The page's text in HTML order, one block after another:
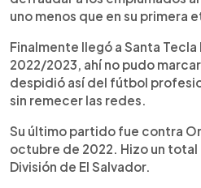
uno menos que en su primera
Finalmente llegó a Santa
2022/2023, ahí no pudo
despidió así del fútbol
sin remecer las redes.
Su último partido fue contra
octubre de 2022. Hizo un total
División de El Salvador.